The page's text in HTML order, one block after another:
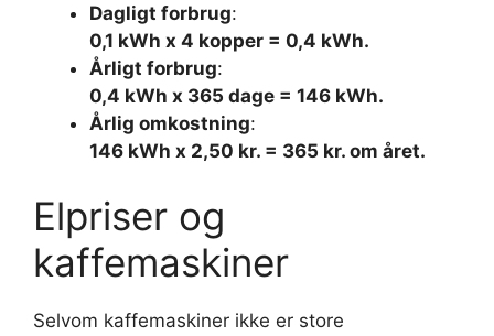
Dagligt forbrug:
0,1 kWh x 4 kopper = 0,4 kWh.
Årligt forbrug:
0,4 kWh x 365 dage = 146 kWh.
Årlig omkostning:
146 kWh x 2,50 kr. = 365 kr. om året.
Elpriser og
kaffemaskiner
Selvom kaffemaskiner ikke er store